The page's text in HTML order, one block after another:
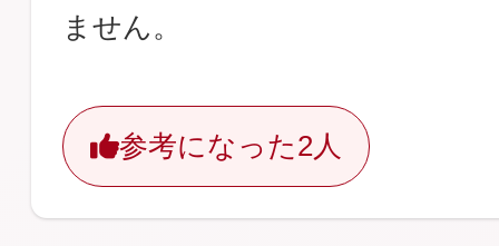
ません。
参考になった2人